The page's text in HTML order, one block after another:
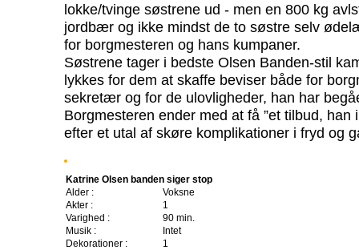
lokke/tvinge søstrene ud - men en 800 kg
jordbær og ikke mindst de to søstre selv
for borgmesteren og hans kumpaner.
Søstrene tager i bedste Olsen Banden-stil
lykkes for dem at skaffe beviser både for
sekretær og for de ulovligheder, han har
Borgmesteren ender med at få ”et tilbud, han
efter et utal af skøre komplikationer i fryd og
Katrine Olsen banden siger stop
Alder :
Voksne
Akter :
1
Varighed :
90 min.
Musik :
Intet
Dekorationer :
1